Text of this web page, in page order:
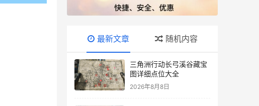
最新文章 随机内容
三角洲行动长弓溪谷藏宝
图详细点位大全
2026年8月8日